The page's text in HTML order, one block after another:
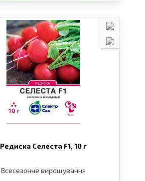
Редиска Селеста F1,10 г
Всесезонне вирощування